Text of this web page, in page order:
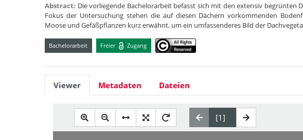
Abstract: Die vorliegende Bachelorarbeit befasst sich mit den extensiv begrünten
Fokus der Untersuchung stehen die auf diesen Dächern vorkommenden
Moose und Gefäßpflanzen kurz erwähnt, um ein umfassenderes Bild der
Bachelorarbeit Freier Zugang
Viewer Metadaten Dateien